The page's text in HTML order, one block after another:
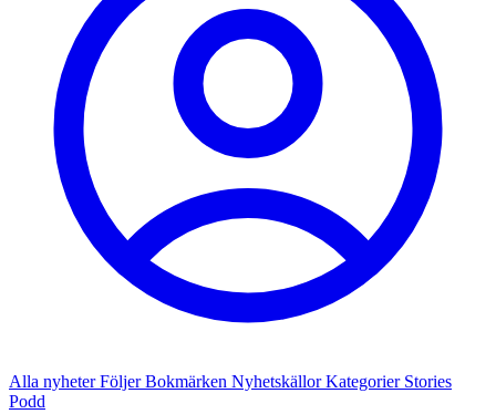
Alla nyheterFöljerBokmärken NyhetskällorKategorier Stories
Podd